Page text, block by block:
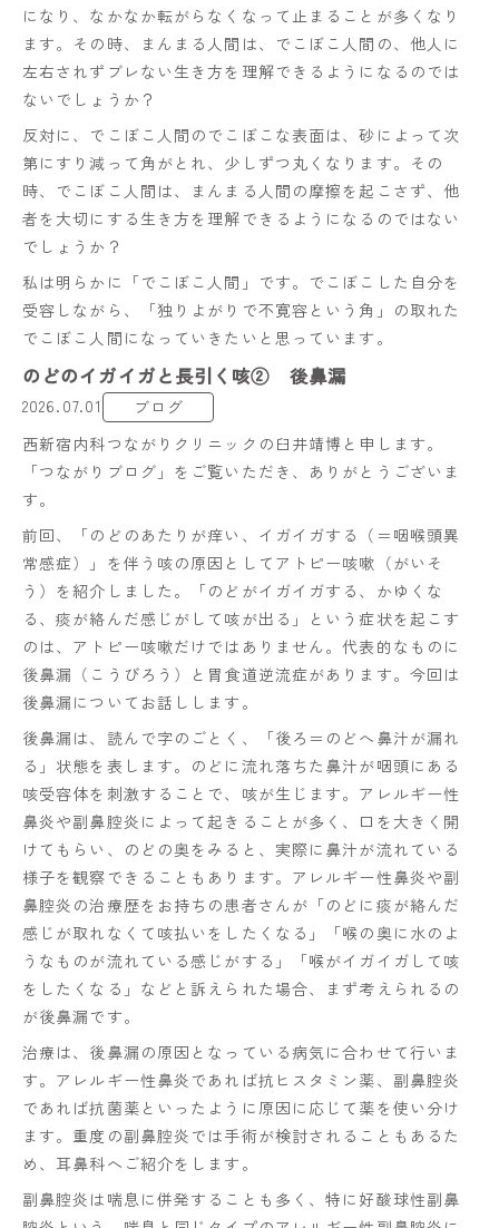
になり、なかなか転がらなくなって止まることが多くなり
ます。その時、まんまる人間は、でこぼこ人間の、他人に
左右されずブレない生き方を理解できるようになるのでは
ないでしょうか？
反対に、でこぼこ人間のでこぼこな表面は、砂によって次
第にすり減って角がとれ、少しずつ丸くなります。その
時、でこぼこ人間は、まんまる人間の摩擦を起こさず、他
者を大切にする生き方を理解できるようになるのではない
でしょうか？
私は明らかに「でこぼこ人間」です。でこぼこした自分を
受容しながら、「独りよがりで不寛容という角」の取れた
でこぼこ人間になっていきたいと思っています。
のどのイガイガと長引く咳② 後鼻漏
2026.07.01
ブログ
西新宿内科つながりクリニックの臼井靖博と申します。
「つながりブログ」をご覧いただき、ありがとうございま
す。
前回、「のどのあたりが痒い、イガイガする（＝咽喉頭異
常感症）」を伴う咳の原因としてアトピー咳嗽（がいそ
う）を紹介しました。「のどがイガイガする、かゆくな
る、痰が絡んだ感じがして咳が出る」という症状を起こす
のは、アトピー咳嗽だけではありません。代表的なものに
後鼻漏（こうびろう）と胃食道逆流症があります。今回は
後鼻漏についてお話しします。
後鼻漏は、読んで字のごとく、「後ろ＝のどへ鼻汁が漏れ
る」状態を表します。のどに流れ落ちた鼻汁が咽頭にある
咳受容体を刺激することで、咳が生じます。アレルギー性
鼻炎や副鼻腔炎によって起きることが多く、口を大きく開
けてもらい、のどの奥をみると、実際に鼻汁が流れている
様子を観察できることもあります。アレルギー性鼻炎や副
鼻腔炎の治療歴をお持ちの患者さんが「のどに痰が絡んだ
感じが取れなくて咳払いをしたくなる」「喉の奥に水のよ
うなものが流れている感じがする」「喉がイガイガして咳
をしたくなる」などと訴えられた場合、まず考えられるの
が後鼻漏です。
治療は、後鼻漏の原因となっている病気に合わせて行いま
す。アレルギー性鼻炎であれば抗ヒスタミン薬、副鼻腔炎
であれば抗菌薬といったように原因に応じて薬を使い分け
ます。重度の副鼻腔炎では手術が検討されることもあるた
め、耳鼻科へご紹介をします。
副鼻腔炎は喘息に併発することも多く、特に好酸球性副鼻